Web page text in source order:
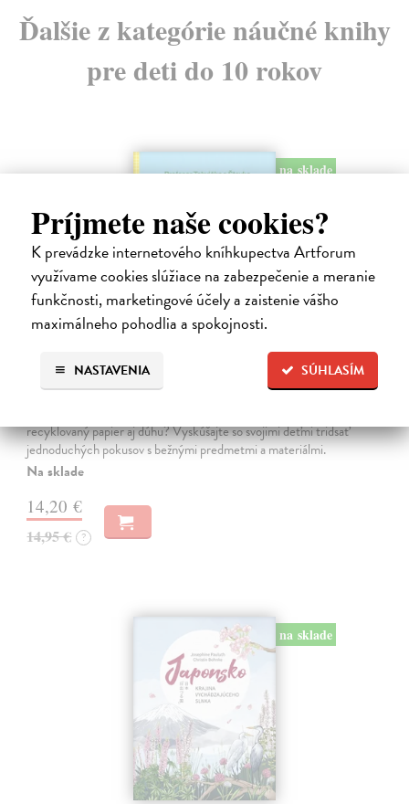
Príjmete naše cookies?
K prevádzke internetového kníhkupectva Artforum
využívame cookies slúžiace na zabezpečenie a meranie
funkčnosti, marketingové účely a zaistenie vášho
maximálneho pohodlia a spokojnosti.
SÚHLASÍM
NASTAVENIA
Ďalšie z kategórie náučné knihy
pre deti do 10 rokov
na sklade
Profesor Tekvička a Števko v domácom
laboratóriu
Šušaníková Ivana| Kniha
recyklovaný papier aj dúhu? Vyskúšajte so svojimi deťmi tridsať
jednoduchých pokusov s bežnými predmetmi a materiálmi.
Na sklade
14,20 €
14,95 € ?
na sklade